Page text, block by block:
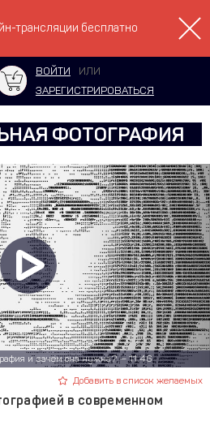
трансляции бесплатно
ВОЙТИ
ИЛИ
ЗАРЕГИСТРИРОВАТЬСЯ
ФОТОГРАФИЯ
и зачем она нужна? — 11:46
Добавить в список желаемых
в современном